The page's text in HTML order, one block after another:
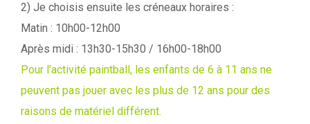
2) Je choisis ensuite les créneaux horaires :
Matin : 10h00-12h00
Après midi : 13h30-15h30 / 16h00-18h00
Pour l’activité paintball, les enfants de 6 à 11 ans ne
peuvent pas jouer avec les plus de 12 ans pour des
raisons de matériel différent.